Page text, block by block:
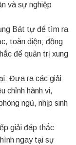
và sự nghiệp
Bát tự để tìm ra
toàn diện; đồng
để quản trị xung
Đưa ra các giải
chỉnh hành vi,
ngủ, nhịp sinh
giải đáp thắc
ngay tại sự